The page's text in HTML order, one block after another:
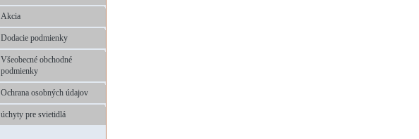
Akcia
Dodacie podmienky
Všeobecné obchodné
podmienky
Ochrana osobných údajov
úchyty pre svietidlá